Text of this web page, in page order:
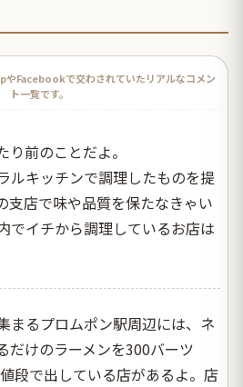
Facebookで交わされていたリアルなコメン
ト一覧です。
前のことだよ。
ルキッチンで調理したものを提
支店で味や品質を保たなきゃい
でイチから調理しているお店は
まるプロムポン駅周辺には、ネ
だけのラーメンを300バーツ
段で出している店があるよ。店